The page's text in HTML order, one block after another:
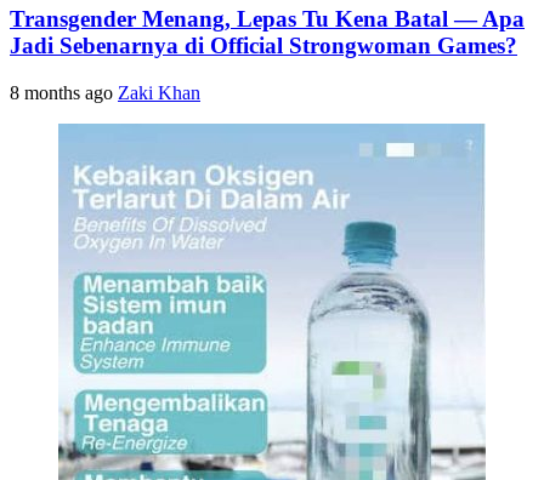
Transgender Menang, Lepas Tu Kena Batal — Apa
Jadi Sebenarnya di Official Strongwoman Games?
8 months ago Zaki Khan